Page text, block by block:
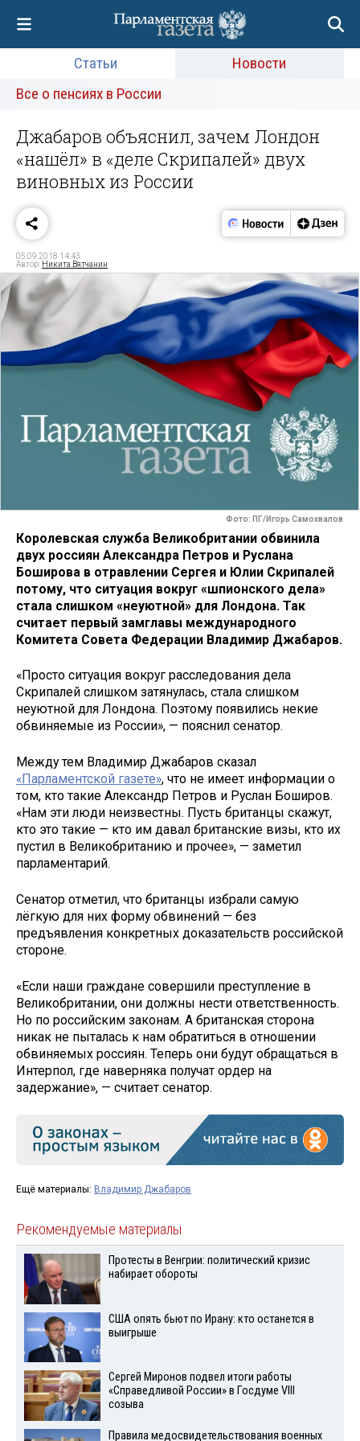
Статьи
Новости
Все о пенсиях в России
Джабаров объяснил, зачем Лондон
«нашёл» в «деле Скрипалей» двух
виновных из России
05.09.2018 14:43
Автор: Никита Вятчанин
Фото: ПГ/Игорь Самохвалов
Королевская служба Великобритании обвинила
двух россиян Александра Петров и Руслана
Боширова в отравлении Сергея и Юлии Скрипалей
потому, что ситуация вокруг «шпионского дела»
стала слишком «неуютной» для Лондона. Так
считает первый замглавы международного
Комитета Совета Федерации Владимир Джабаров.
«Просто ситуация вокруг расследования дела
Скрипалей слишком затянулась, стала слишком
неуютной для Лондона. Поэтому появились некие
обвиняемые из России», — пояснил сенатор.
Между тем Владимир Джабаров сказал
«Парламентской газете», что не имеет информации о
том, кто такие Александр Петров и Руслан Боширов.
«Нам эти люди неизвестны. Пусть британцы скажут,
кто это такие — кто им давал британские визы, кто их
пустил в Великобританию и прочее», — заметил
парламентарий.
Сенатор отметил, что британцы избрали самую
лёгкую для них форму обвинений — без
предъявления конкретных доказательств российской
стороне.
«Если наши граждане совершили преступление в
Великобритании, они должны нести ответственность.
Но по российским законам. А британская сторона
никак не пыталась к нам обратиться в отношении
обвиняемых россиян. Теперь они будут обращаться в
Интерпол, где наверняка получат ордер на
задержание», — считает сенатор.
Ещё материалы: Владимир Джабаров
Рекомендуемые материалы
Протесты в Венгрии: политический кризис
набирает обороты
США опять бьют по Ирану: кто останется в
выигрыше
Сергей Миронов подвел итоги работы
«Справедливой России» в Госдуме VIII
созыва
Правила медосвидетельствования военных